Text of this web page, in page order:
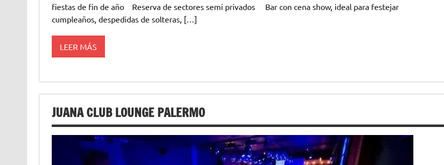
fiestas de fin de año Reserva de sectores semi privados Bar con cena show, ideal para festejar
cumpleaños, despedidas de solteras, […]
LEER MÁS
JUANA CLUB LOUNGE PALERMO